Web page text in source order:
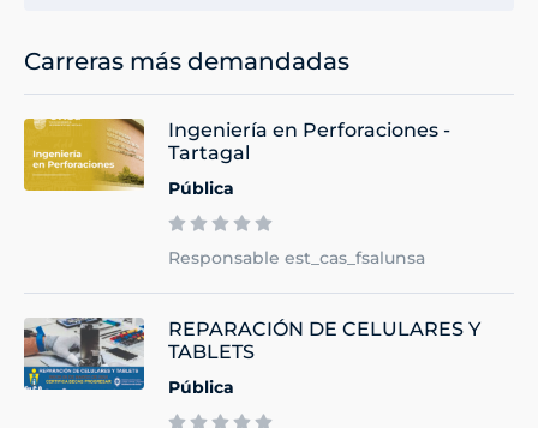
Carreras más demandadas
Ingeniería en Perforaciones -
Tartagal
Pública
Responsable est_cas_fsalunsa
REPARACIÓN DE CELULARES Y
TABLETS
Pública